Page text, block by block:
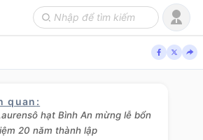
quan :
hạt Bình An mừng lễ bổn
20 năm thành lập